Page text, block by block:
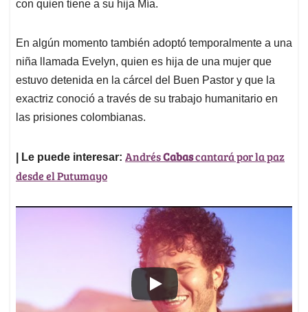
con quien tiene a su hija Mía.
En algún momento también adoptó temporalmente a una
niña llamada Evelyn, quien es hija de una mujer que
estuvo detenida en la cárcel del Buen Pastor y que la
exactriz conoció a través de su trabajo humanitario en
las prisiones colombianas.
| Le puede interesar: AndrésCabascantará por la paz
desde el Putumayo